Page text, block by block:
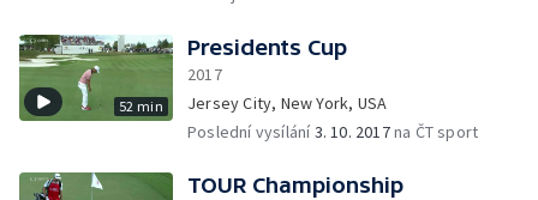
52 min
Presidents Cup
2017
Jersey City, New York, USA
Poslední vysílání3. 10. 2017na ČT sport
TOUR Championship